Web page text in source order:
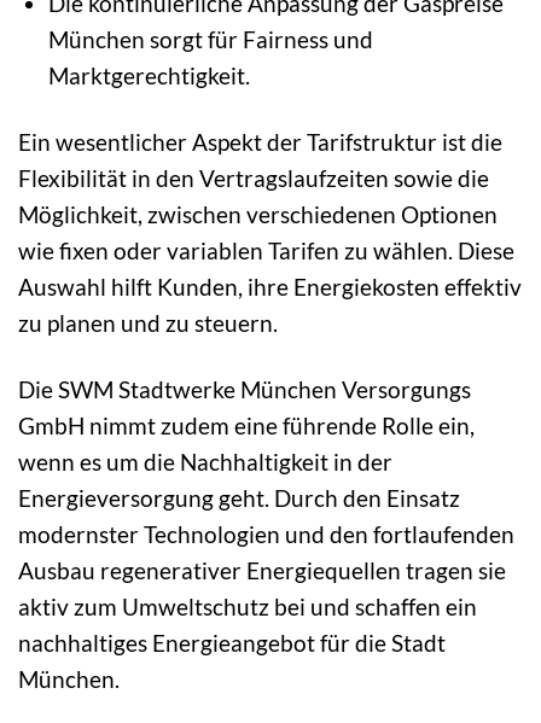
München sorgt für Fairness und
Marktgerechtigkeit.
Ein wesentlicher Aspekt der Tarifstruktur ist die
Flexibilität in den Vertragslaufzeiten sowie die
Möglichkeit, zwischen verschiedenen Optionen
wie fixen oder variablen Tarifen zu wählen. Diese
Auswahl hilft Kunden, ihre Energiekosten effektiv
zu planen und zu steuern.
Die SWM Stadtwerke München Versorgungs
GmbH nimmt zudem eine führende Rolle ein,
wenn es um die Nachhaltigkeit in der
Energieversorgung geht. Durch den Einsatz
modernster Technologien und den fortlaufenden
Ausbau regenerativer Energiequellen tragen sie
aktiv zum Umweltschutz bei und schaffen ein
nachhaltiges Energieangebot für die Stadt
München.